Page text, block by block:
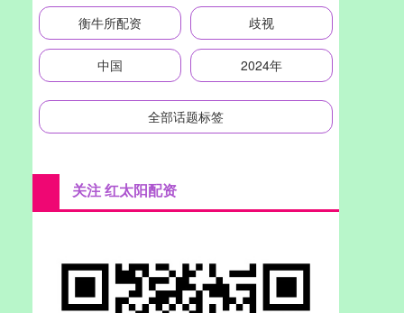
衡牛所配资 歧视
中国 2024年
全部话题标签
关注 红太阳配资